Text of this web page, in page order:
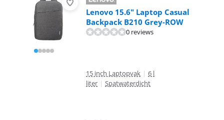
Lenovo 15.6" Laptop Casual
Backpack B210 Grey-ROW
0 reviews
15 inch Laptopvak | 6 l
liter | Spatwaterdicht